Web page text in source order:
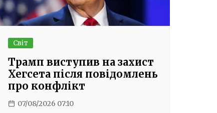
Світ
Трамп виступив на захист
Хегсета після повідомлень
про конфлікт
07/08/2026 07:10